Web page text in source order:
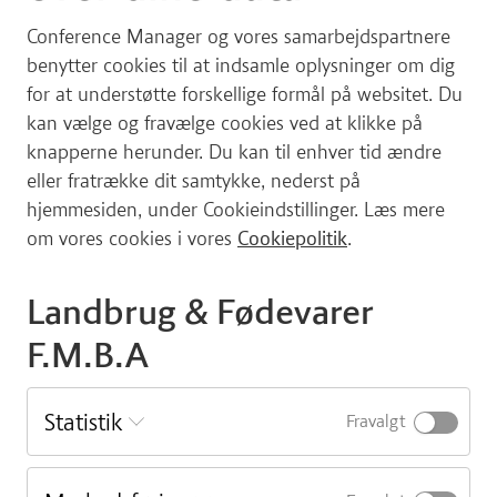
Den politiske situation med ny
kvælstofregulering og arbejdet i
plantesektoren
v/ formand Torben Hansen og sektordirektør
Peter Nyegaard Nissen, Landbrug & Fødevarer
Planter
Pause og netværk
Den faglige tilgang til arbejdet med
reguleringsmodeller, virkemidler og
udmøntningen i praksis
I 2027 træder en ny model for regulering af
kvælstofudledning i kraft, og samtidig skærpes
indsatskravene. SEGES giver et overblik over,
Conference Manager og vores samarbejdspartnere
benytter cookies til at indsamle oplysninger om dig
for at understøtte forskellige formål på websitet. Du
kan vælge og fravælge cookies ved at klikke på
knapperne herunder. Du kan til enhver tid ændre
eller fratrække dit samtykke, nederst på
hjemmesiden, under Cookieindstillinger. Læs mere
om vores cookies i vores Cookiepolitik.
Landbrug & Fødevarer
F.M.B.A
Statistik Fravalgt